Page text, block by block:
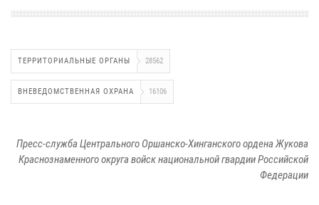
ТЕРРИТОРИАЛЬНЫЕ ОРГАНЫ 28562
ВНЕВЕДОМСТВЕННАЯ ОХРАНА 16106
Пресс-служба Центрального Оршанско-Хинганского ордена Жукова
Краснознаменного округа войск национальной гвардии Российской
Федерации